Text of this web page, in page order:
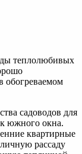
теплолюбивых
обогреваемом
садоводов для
южного окна.
квартирные
рассаду